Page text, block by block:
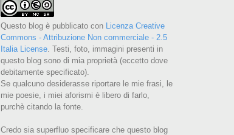
Questo blog è pubblicato con Licenza Creative
Commons - Attribuzione Non commerciale - 2.5
Italia License. Testi, foto, immagini presenti in
questo blog sono di mia proprietà (eccetto dove
debitamente specificato).
Se qualcuno desiderasse riportare le mie frasi, le
mie poesie, i miei aforismi è libero di farlo,
purchè citando la fonte.
Credo sia superfluo specificare che questo blog